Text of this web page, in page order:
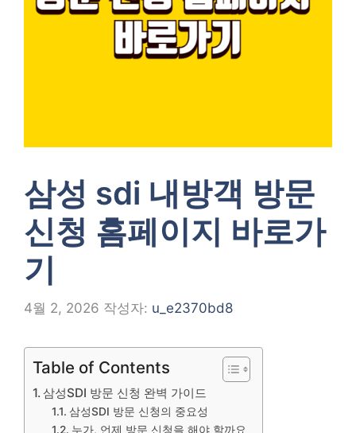
삼성 sdi 내방객 방문
신청 홈페이지 바로가
기
4월 2, 2026 작성자: u_e2370bd8
Table of Contents
삼성SDI 방문 신청 완벽 가이드
삼성SDI 방문 신청의 중요성
누가, 언제 방문 신청을 해야 할까요